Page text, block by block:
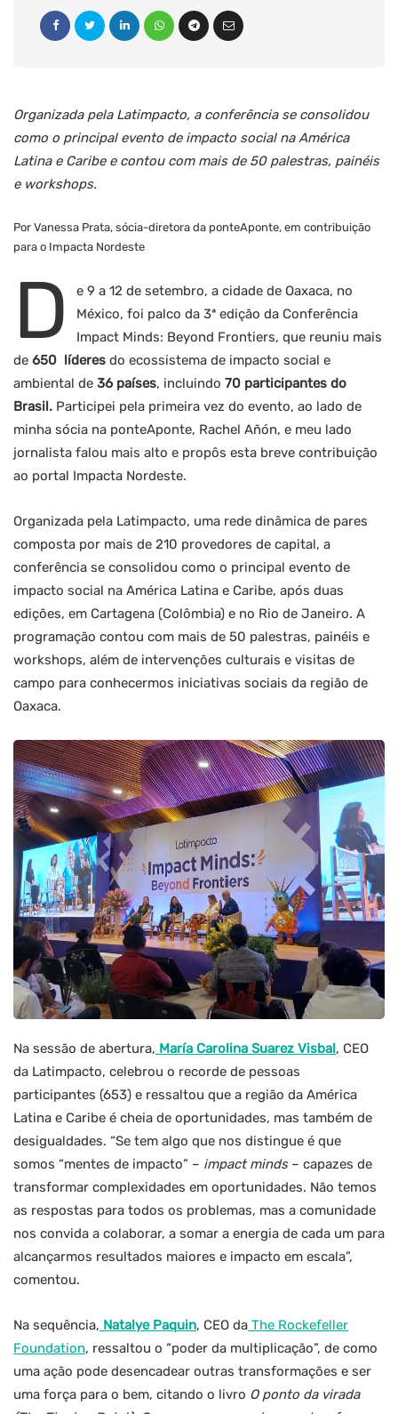
Organizada pela Latimpacto, a conferência se consolidou
como o principal evento de impacto social na América
Latina e Caribe e contou com mais de 50 palestras, painéis
e workshops.
Por Vanessa Prata, sócia-diretora da ponteAponte, em contribuição
para o Impacta Nordeste
D
e 9 a 12 de setembro, a cidade de Oaxaca, no
México, foi palco da 3ª edição da Conferência
Impact Minds: Beyond Frontiers, que reuniu mais
de 650 líderes do ecossistema de impacto social e
ambiental de 36 países, incluindo 70 participantes do
Brasil. Participei pela primeira vez do evento, ao lado de
minha sócia na ponteAponte, Rachel Añón, e meu lado
jornalista falou mais alto e propôs esta breve contribuição
ao portal Impacta Nordeste.
Organizada pela Latimpacto, uma rede dinâmica de pares
composta por mais de 210 provedores de capital, a
conferência se consolidou como o principal evento de
impacto social na América Latina e Caribe, após duas
edições, em Cartagena (Colômbia) e no Rio de Janeiro. A
programação contou com mais de 50 palestras, painéis e
workshops, além de intervenções culturais e visitas de
campo para conhecermos iniciativas sociais da região de
Oaxaca.
Na sessão de abertura, María Carolina Suarez Visbal, CEO
da Latimpacto, celebrou o recorde de pessoas
participantes (653) e ressaltou que a região da América
Latina e Caribe é cheia de oportunidades, mas também de
desigualdades. “Se tem algo que nos distingue é que
somos “mentes de impacto” – impact minds– capazes de
transformar complexidades em oportunidades. Não temos
as respostas para todos os problemas, mas a comunidade
nos convida a colaborar, a somar a energia de cada um para
alcançarmos resultados maiores e impacto em escala”,
comentou.
Na sequência, Natalye Paquin, CEO da The Rockefeller
Foundation, ressaltou o “poder da multiplicação”, de como
uma ação pode desencadear outras transformações e ser
uma força para o bem, citando o livro O ponto da virada